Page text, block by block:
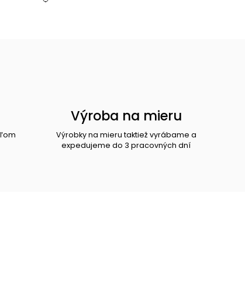
Výroba na mieru
Výrobky na mieru taktiež vyrábame a
expedujeme do 3 pracovných dní